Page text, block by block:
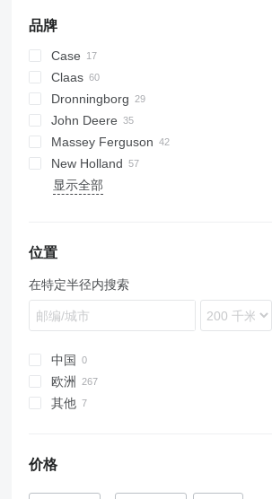
品牌
1680
2388
6140
7140
9120
9240
Case
Claas
Commandor
Dominator
Jaguar
Lexion
Mega
Dronningborg
D-series
Katana
John Deere
592
965
1075
9600
9680
9700
9780
9900
S-series
Big X
3500
3650
Massey Ferguson
30
34
9380
New Holland
BB
TX
显示全部
位置
在特定半径内搜索
中国
欧洲
其他
价格